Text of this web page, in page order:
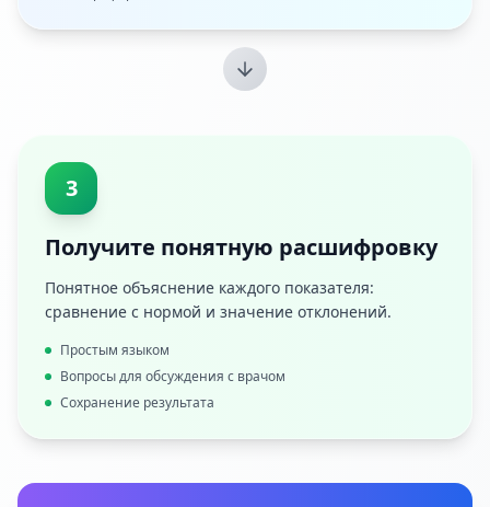
3
Получите понятную расшифровку
Понятное объяснение каждого показателя:
сравнение с нормой и значение отклонений.
Простым языком
Вопросы для обсуждения с врачом
Сохранение результата